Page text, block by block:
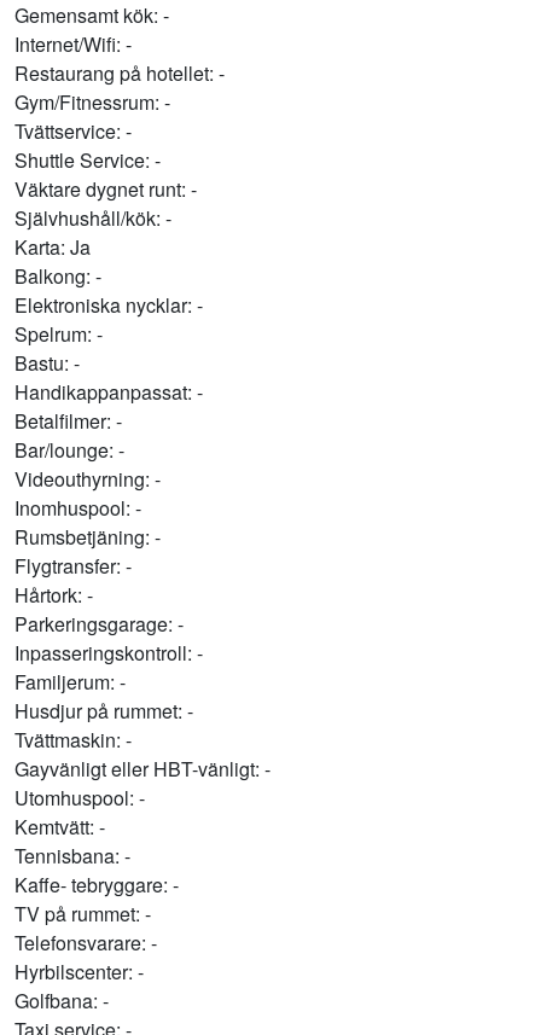
Gemensamt kök: -
Internet/Wifi: -
Restaurang på hotellet: -
Gym/Fitnessrum: -
Tvättservice: -
Shuttle Service: -
Väktare dygnet runt: -
Självhushåll/kök: -
Karta: Ja
Balkong: -
Elektroniska nycklar: -
Spelrum: -
Bastu: -
Handikappanpassat: -
Betalfilmer: -
Bar/lounge: -
Videouthyrning: -
Inomhuspool: -
Rumsbetjäning: -
Flygtransfer: -
Hårtork: -
Parkeringsgarage: -
Inpasseringskontroll: -
Familjerum: -
Husdjur på rummet: -
Tvättmaskin: -
Gayvänligt eller HBT-vänligt: -
Utomhuspool: -
Kemtvätt: -
Tennisbana: -
Kaffe- tebryggare: -
TV på rummet: -
Telefonsvarare: -
Hyrbilscenter: -
Golfbana: -